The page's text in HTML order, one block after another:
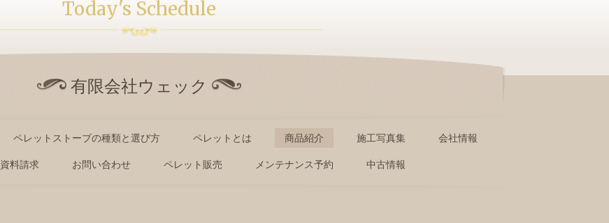
Today's Schedule
有限会社ウェック
ペレットストーブの種類と選び方 ペレットとは 商品紹介 施工写真集 会社情報
資料請求 お問い合わせ ペレット販売 メンテナンス予約 中古情報